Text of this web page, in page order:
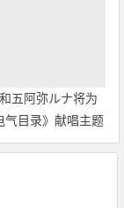
五阿弥ルナ将为
气目录》献唱主题